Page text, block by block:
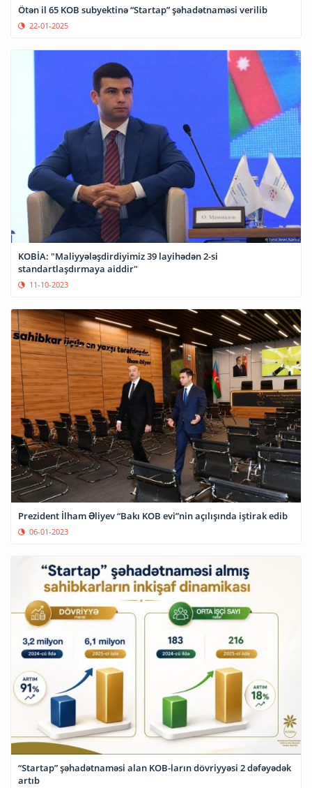
Ötən il 65 KOB subyektinə “Startap” şəhadətnaməsi verilib
22-01-2025
KOBİA: "Maliyyələşdirdiyimiz 39 layihədən 2-si
standartlaşdırmaya aiddir"
11-10-2023
Prezident İlham Əliyev “Bakı KOB evi”nin açılışında iştirak edib
06-01-2023
“Startap” şəhadətnaməsi alan KOB-ların dövriyyəsi 2 dəfəyədək
artıb